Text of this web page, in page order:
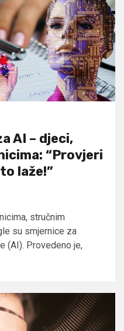
AI – djeci,
“Provjeri
laže!”
stručnim
su smjernice za
(AI). Provedeno je,